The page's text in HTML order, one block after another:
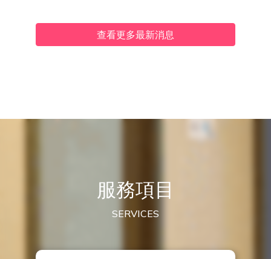
查看更多最新消息
服務項目
SERVICES